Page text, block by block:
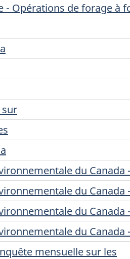
- Opérations de forage à
sur
du
du Canada
du Canada
du
mensuelle sur les